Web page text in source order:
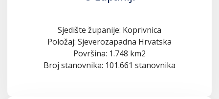
Sjedište županije: Koprivnica
Položaj: Sjeverozapadna Hrvatska
Površina: 1.748 km2
Broj stanovnika: 101.661 stanovnika